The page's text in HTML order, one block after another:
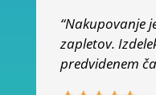
“Nakupovanje
zapletov.
predvidenem